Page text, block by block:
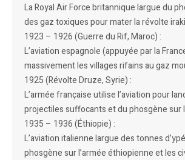
La Royal Air Force britannique largue du
des gaz toxiques pour mater la révolte
1923 – 1926 (Guerre du Rif, Maroc) :
L’aviation espagnole (appuyée par la
massivement les villages rifains au gaz
1925 (Révolte Druze, Syrie) :
L’armée française utilise l’aviation pour
projectiles suffocants et du phosgène sur
1935 – 1936 (Éthiopie) :
L’aviation italienne largue des tonnes
phosgène sur l’armée éthiopienne et les